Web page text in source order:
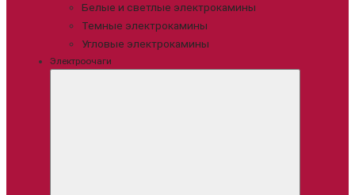
Белые и светлые электрокамины
Темные электрокамины
Угловые электрокамины
Электроочаги